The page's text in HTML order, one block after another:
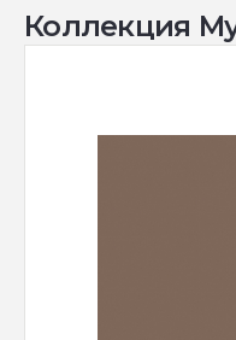
Коллекция